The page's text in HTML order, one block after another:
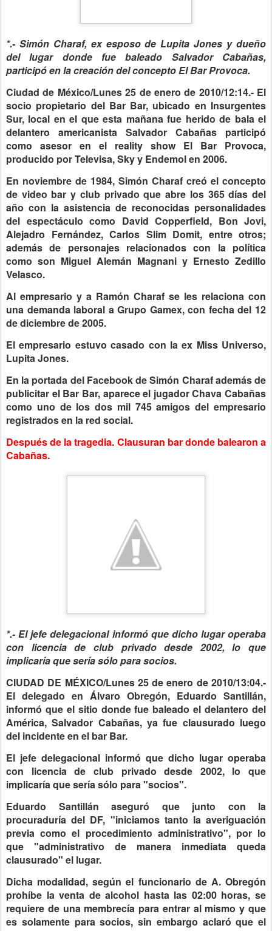
*.- Simón Charaf, ex esposo de Lupita Jones y dueño
del lugar donde fue baleado Salvador Cabañas,
participó en la creación del concepto El Bar Provoca.
Ciudad de México/Lunes 25 de enero de 2010/12:14.- El
socio propietario del Bar Bar, ubicado en Insurgentes
Sur, local en el que esta mañana fue herido de bala el
delantero americanista Salvador Cabañas participó
como asesor en el reality show El Bar Provoca,
producido por Televisa, Sky y Endemol en 2006.
En noviembre de 1984, Simón Charaf creó el concepto
de video bar y club privado que abre los 365 días del
año con la asistencia de reconocidas personalidades
del espectáculo como David Copperfield, Bon Jovi,
Alejadro Fernández, Carlos Slim Domit, entre otros;
además de personajes relacionados con la política
como son Miguel Alemán Magnani y Ernesto Zedillo
Velasco.
Al empresario y a Ramón Charaf se les relaciona con
una demanda laboral a Grupo Gamex, con fecha del 12
de diciembre de 2005.
El empresario estuvo casado con la ex Miss Universo,
Lupita Jones.
En la portada del Facebook de Simón Charaf además de
publicitar el Bar Bar, aparece el jugador Chava Cabañas
como uno de los dos mil 745 amigos del empresario
registrados en la red social.
Después de la tragedia. Clausuran bar donde balearon a
Cabañas.
*.- El jefe delegacional informó que dicho lugar operaba
con licencia de club privado desde 2002, lo que
implicaría que sería sólo para socios.
CIUDAD DE MÉXICO/Lunes 25 de enero de 2010/13:04.-
El delegado en Álvaro Obregón, Eduardo Santillán,
informó que el sitio donde fue baleado el delantero del
América, Salvador Cabañas, ya fue clausurado luego
del incidente en el bar Bar.
El jefe delegacional informó que dicho lugar operaba
con licencia de club privado desde 2002, lo que
implicaría que sería sólo para "socios".
Eduardo Santillán aseguró que junto con la
procuraduría del DF, "iniciamos tanto la averiguación
previa como el procedimiento administrativo", por lo
que "administrativo de manera inmediata queda
clausurado" el lugar.
Dicha modalidad, según el funcionario de A. Obregón
prohíbe la venta de alcohol hasta las 02:00 horas, se
requiere de una membrecía para entrar al mismo y que
es solamente para socios, sin embargo aclaró que el